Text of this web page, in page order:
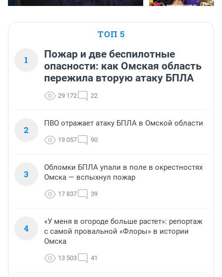
ТОП 5
1
Пожар и две беспилотные
опасности: как Омская область
пережила вторую атаку БПЛА
29 172 22
2
ПВО отражает атаку БПЛА в Омской области
19 057 90
3
Обломки БПЛА упали в поле в окрестностях
Омска — вспыхнул пожар
17 837 39
4
«У меня в огороде больше растет»: репортаж
с самой провальной «Флоры» в истории
Омска
13 503 41